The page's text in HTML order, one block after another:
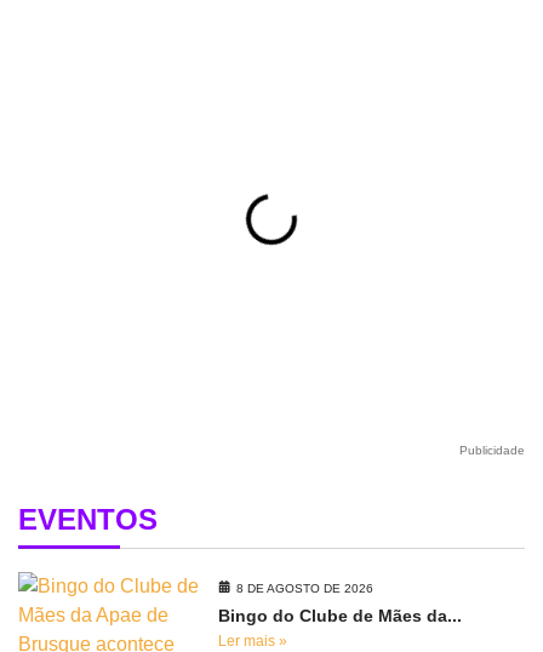
Publicidade
EVENTOS
8 DE AGOSTO DE 2026
Bingo do Clube de Mães da...
Ler mais »